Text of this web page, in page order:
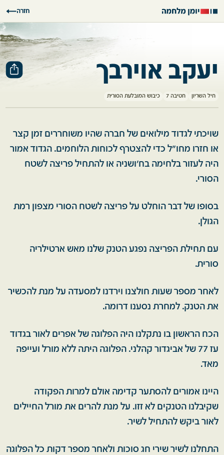
חזרה
יעקב אוירבך
חיל השריון חטיבה 7 כיבוש המובלעת הסורית
שויכתי לגדוד מילואים של חברה שהיו משוחררים זמן קצר
או חזרו מחו"ל כדי להצטרף לכוחות הלוחמים. הגדוד אמור
היה לעזור בלחימה בח'ושניה או להתחיל פריצה לשטח
הסורי.
בסופו של דבר הוחלט על פריצה לשטח הסורי מצפון רמת
הגולן.
עם תחילת הפריצה נפגע הטנק שלנו מאש ארטילריה
סורית.
לאחר מספר שעות חולצנו וירדנו למסעדה על מנת להכשיר
את הטנק. למחרת נסענו דרומה.
הכח הראשון בו נתקלנו היה הפלוגה של אפרים לאור בגדוד
עז 77 של אביגדור קהלני. הפלוגה היתה ללא מורל ועייפה
מאד.
היינו אמורים להסתער קדימה אולם למרות הפקודה
שקיבלנו הטנקים לא זזו. על מנת להרים את מורל החיילים
לאור ביקש להתחיל לשיר.
התחלנו לשיר שירי חג סוכות ולאחר מספר דקות כל הפלוגה